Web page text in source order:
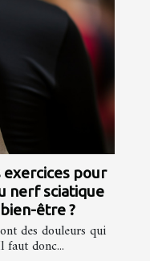
pour
nerf sciatique
être ?
des douleurs qui
faut donc...